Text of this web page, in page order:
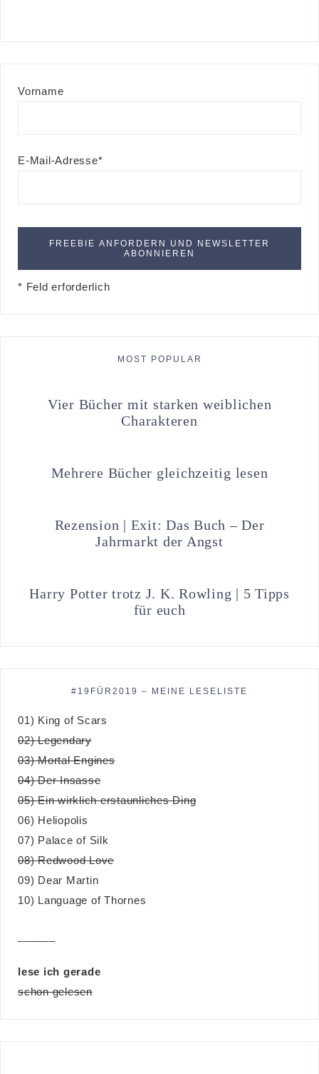
Vorname
E-Mail-Adresse*
* Feld erforderlich
MOST POPULAR
Vier Bücher mit starken weiblichen
Charakteren
Mehrere Bücher gleichzeitig lesen
Rezension | Exit: Das Buch – Der
Jahrmarkt der Angst
Harry Potter trotz J. K. Rowling | 5 Tipps
für euch
#19FÜR2019 – MEINE LESELISTE
01) King of Scars
02) Legendary
03) Mortal Engines
04) Der Insasse
05) Ein wirklich erstaunliches Ding
06) Heliopolis
07) Palace of Silk
08) Redwood Love
09) Dear Martin
10) Language of Thornes
lese ich gerade
schon gelesen